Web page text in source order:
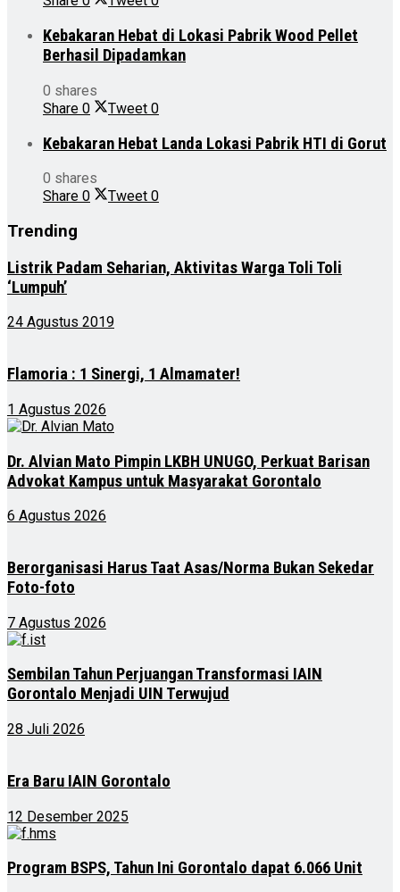
Kebakaran Hebat di Lokasi Pabrik Wood Pellet
Berhasil Dipadamkan
0 shares
Share 0 Tweet 0
Kebakaran Hebat Landa Lokasi Pabrik HTI di Gorut
0 shares
Share 0 Tweet 0
Trending
Listrik Padam Seharian, Aktivitas Warga Toli Toli
‘Lumpuh’
24 Agustus 2019
Flamoria : 1 Sinergi, 1 Almamater!
1 Agustus 2026
Dr. Alvian Mato Pimpin LKBH UNUGO, Perkuat Barisan
Advokat Kampus untuk Masyarakat Gorontalo
6 Agustus 2026
Berorganisasi Harus Taat Asas/Norma Bukan Sekedar
Foto-foto
7 Agustus 2026
Sembilan Tahun Perjuangan Transformasi IAIN
Gorontalo Menjadi UIN Terwujud
28 Juli 2026
Era Baru IAIN Gorontalo
12 Desember 2025
Program BSPS, Tahun Ini Gorontalo dapat 6.066 Unit